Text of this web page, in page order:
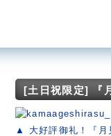
[土日祝限定] 『
▲ 大好評御礼！『月